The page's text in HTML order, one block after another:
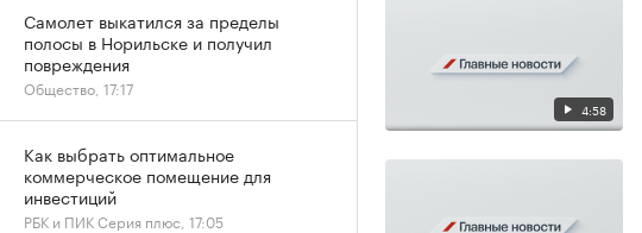
4:58
Самолет выкатился за пределы
полосы в Норильске и получил
повреждения
Общество, 17:17
Как выбрать оптимальное
коммерческое помещение для
инвестиций
РБК и ПИК Серия плюс, 17:05